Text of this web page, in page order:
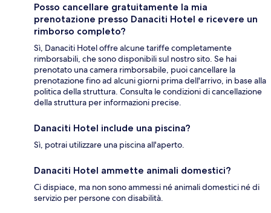
Posso cancellare gratuitamente la mia
prenotazione presso Danaciti Hotel e ricevere un
rimborso completo?
Sì, Danaciti Hotel offre alcune tariffe completamente
rimborsabili, che sono disponibili sul nostro sito. Se hai
prenotato una camera rimborsabile, puoi cancellare la
prenotazione fino ad alcuni giorni prima dell'arrivo, in base alla
politica della struttura. Consulta le condizioni di cancellazione
della struttura per informazioni precise.
Danaciti Hotel include una piscina?
Sì, potrai utilizzare una piscina all'aperto.
Danaciti Hotel ammette animali domestici?
Ci dispiace, ma non sono ammessi né animali domestici né di
servizio per persone con disabilità.